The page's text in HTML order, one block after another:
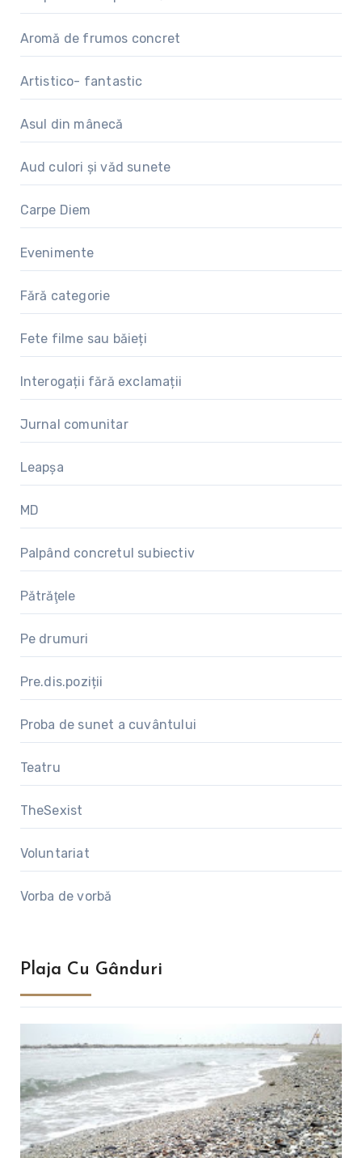
Aromă de frumos concret
Artistico- fantastic
Asul din mânecă
Aud culori și văd sunete
Carpe Diem
Evenimente
Fără categorie
Fete filme sau băieți
Interogații fără exclamații
Jurnal comunitar
Leapșa
MD
Palpând concretul subiectiv
Pătrăţele
Pe drumuri
Pre.dis.poziții
Proba de sunet a cuvântului
Teatru
TheSexist
Voluntariat
Vorba de vorbă
Plaja Cu Gânduri